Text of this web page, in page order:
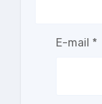
E-mail *